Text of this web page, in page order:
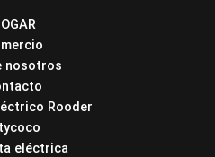
nosotros
Rooder
eléctrica